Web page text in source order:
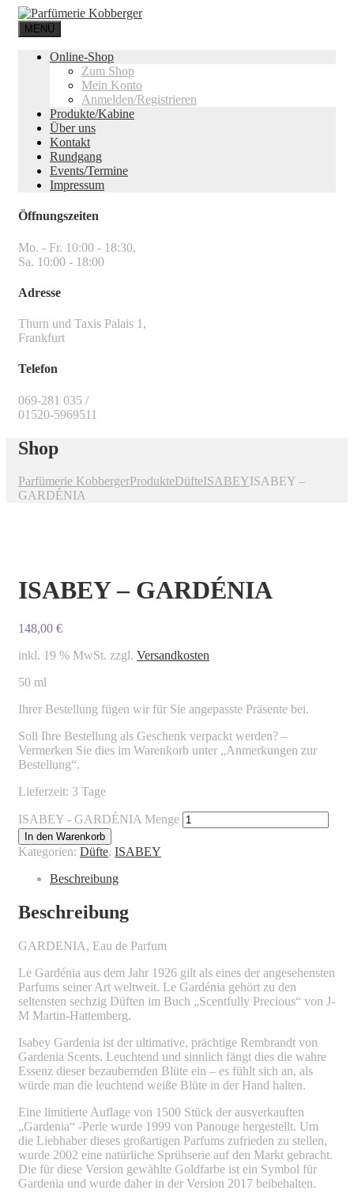
MENÜ
Online-Shop
Zum Shop
Mein Konto
Anmelden/Registrieren
Produkte/Kabine
Über uns
Kontakt
Rundgang
Events/Termine
Impressum
Öffnungszeiten
Mo. - Fr. 10:00 - 18:30,
Sa. 10:00 - 18:00
Adresse
Thurn und Taxis Palais 1,
Frankfurt
Telefon
069-281 035 /
01520-5969511
Shop
Parfümerie KobbergerProdukteDüfteISABEYISABEY –
GARDÉNIA
ISABEY – GARDÉNIA
148,00 €
inkl. 19 % MwSt. zzgl. Versandkosten
50 ml
Ihrer Bestellung fügen wir für Sie angepasste Präsente bei.
Soll Ihre Bestellung als Geschenk verpackt werden? –
Vermerken Sie dies im Warenkorb unter „Anmerkungen zur
Bestellung“.
Lieferzeit: 3 Tage
ISABEY - GARDÉNIA Menge
In den Warenkorb
Kategorien: Düfte, ISABEY
Beschreibung
Beschreibung
GARDENIA, Eau de Parfum
Le Gardénia aus dem Jahr 1926 gilt als eines der angesehensten
Parfums seiner Art weltweit. Le Gardénia gehört zu den
seltensten sechzig Düften im Buch „Scentfully Precious“ von J-
M Martin-Hattemberg.
Isabey Gardenia ist der ultimative, prächtige Rembrandt von
Gardenia Scents. Leuchtend und sinnlich fängt dies die wahre
Essenz dieser bezaubernden Blüte ein – es fühlt sich an, als
würde man die leuchtend weiße Blüte in der Hand halten.
Eine limitierte Auflage von 1500 Stück der ausverkauften
„Gardenia“ -Perle wurde 1999 von Panouge hergestellt. Um
die Liebhaber dieses großartigen Parfums zufrieden zu stellen,
wurde 2002 eine natürliche Sprühserie auf den Markt gebracht.
Die für diese Version gewählte Goldfarbe ist ein Symbol für
Gardenia und wurde daher in der Version 2017 beibehalten.